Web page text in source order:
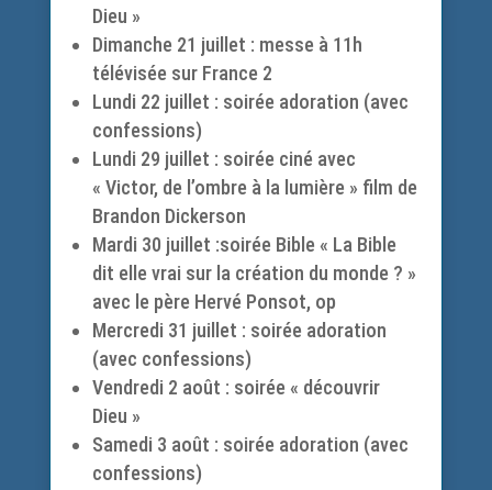
Dieu »
Dimanche 21 juillet : messe à 11h
télévisée sur France 2
Lundi 22 juillet : soirée adoration (avec
confessions)
Lundi 29 juillet : soirée ciné avec
« Victor, de l’ombre à la lumière » film de
Brandon Dickerson
Mardi 30 juillet :soirée Bible « La Bible
dit elle vrai sur la création du monde ? »
avec le père Hervé Ponsot, op
Mercredi 31 juillet : soirée adoration
(avec confessions)
Vendredi 2 août : soirée « découvrir
Dieu »
Samedi 3 août : soirée adoration (avec
confessions)